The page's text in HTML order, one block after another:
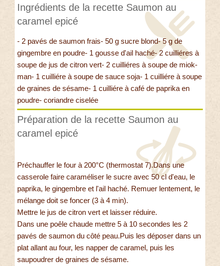
Ingrédients de la recette Saumon au
caramel epicé
- 2 pavés de saumon frais- 50 g sucre blond- 5 g de
gingembre en poudre- 1 gousse d'ail haché- 2 cuilliéres à
soupe de jus de citron vert- 2 cuilliéres à soupe de miok-
man- 1 cuilliére à soupe de sauce soja- 1 cuilliére à soupe
de graines de sésame- 1 cuilliére à café de paprika en
poudre- coriandre ciselée
Préparation de la recette Saumon au
caramel epicé
Préchauffer le four à 200°C (thermostat 7).Dans une
casserole faire caraméliser le sucre avec 50 cl d'eau, le
paprika, le gingembre et l'ail haché. Remuer lentement, le
mélange doit se foncer (3 à 4 min).
Mettre le jus de citron vert et laisser réduire.
Dans une poêle chaude mettre 5 à 10 secondes les 2
pavés de saumon du côté peau.Puis les déposer dans un
plat allant au four, les napper de caramel, puis les
saupoudrer de graines de sésame.